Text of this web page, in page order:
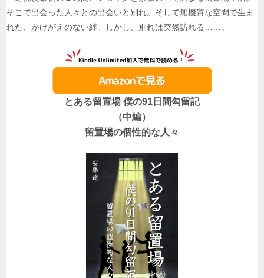
そこで出会った人々との出会いと別れ。そして無機質な空間で生ま
れた、かけがえのない絆。しかし、別れは突然訪れる……。
とある留置場 僕の91日間勾留記
（中編）
留置場の個性的な人々